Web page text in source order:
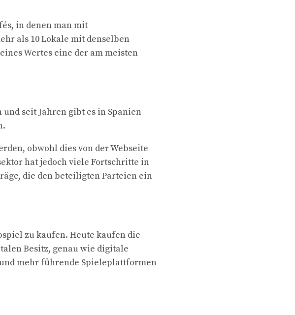
in denen man mit
als 10 Lokale mit denselben
Wertes eine der am meisten
seit Jahren gibt es in Spanien
obwohl dies von der Webseite
hat jedoch viele Fortschritte in
die den beteiligten Parteien ein
zu kaufen. Heute kaufen die
Besitz, genau wie digitale
mehr führende Spieleplattformen